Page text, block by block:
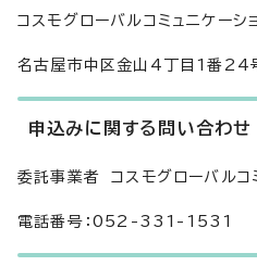
コスモグローバルコミュニケーシ
名古屋市中区金山4丁目1番24
申込みに関する問い合わせ
委託事業者 コスモグローバルコ
電話番号：052-331-1531